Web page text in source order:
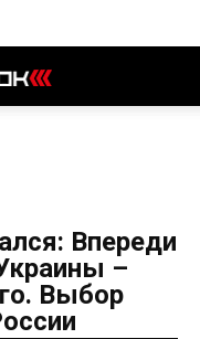
Впереди
–
Выбор